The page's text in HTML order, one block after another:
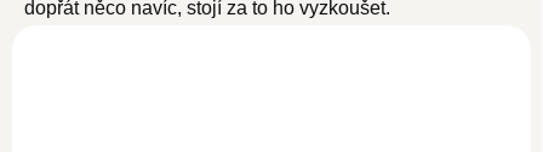
dopřát něco navíc, stojí za to ho vyzkoušet.